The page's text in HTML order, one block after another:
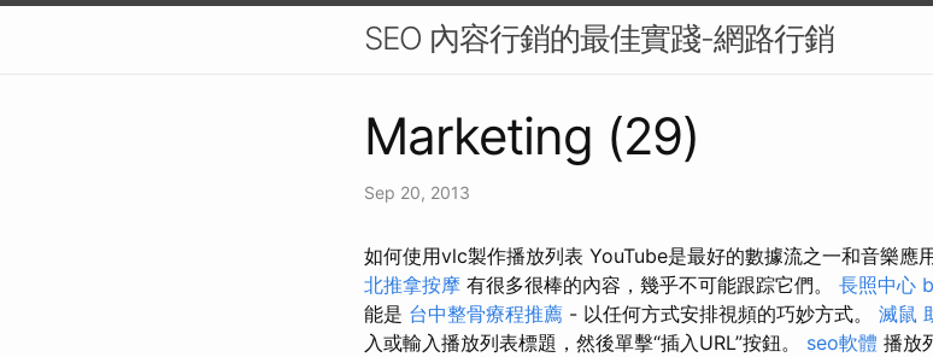
SEO 內容行銷的最佳實踐-網路行銷
Marketing (29)
Sep 20, 2013
如何使用vlc製作播放列表 YouTube是最好的數據流之一和音樂應
北推拿按摩 有很多很棒的內容，幾乎不可能跟踪它們。 長照中心
能是 台中整骨療程推薦 - 以任何方式安排視頻的巧妙方式。 滅鼠
入或輸入播放列表標題，然後單擊“插入URL”按鈕。 seo軟體 播放